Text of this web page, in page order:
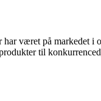
været på markedet
til